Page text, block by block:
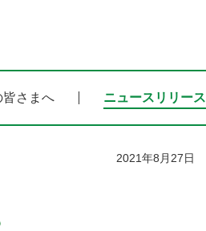
さまへ ニュースリリース
2021年8月27日